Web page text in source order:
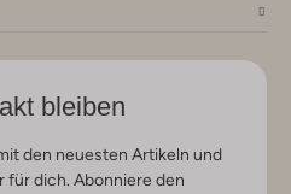
bleiben
den neuesten Artikeln und
für dich. Abonniere den